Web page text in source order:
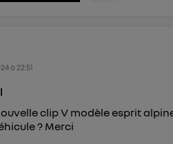
à 22:51
clip V modèle esprit
? Merci